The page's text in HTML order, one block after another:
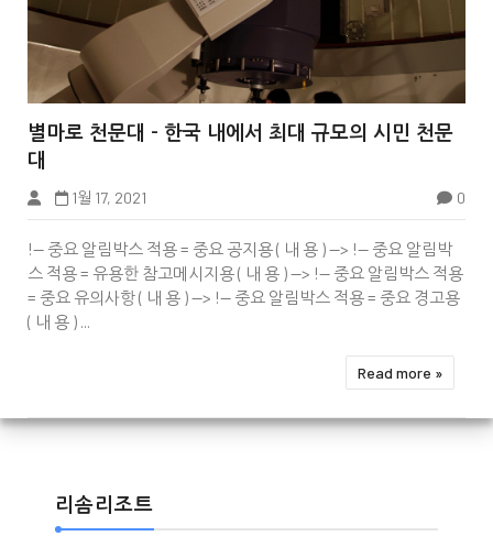


별마로 천문대 - 한국 내에서 최대 규모의 시민 천문
대
1월 17, 2021 0
!-- 중요 알림박스 적용 = 중요 공지용 ( 내 용 ) --> !-- 중요 알림박
스 적용 = 유용한 참고메시지용 ( 내 용 ) --> !-- 중요 알림박스 적용
= 중요 유의사항 ( 내 용 ) --> !-- 중요 알림박스 적용 = 중요 경고용
( 내 용 ) ...
Read more »
리솜리조트